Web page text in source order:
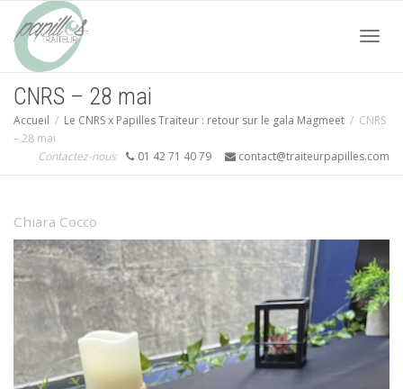
CNRS – 28 mai
Accueil Le CNRS x Papilles Traiteur : retour sur le gala Magmeet
CNRS
– 28 mai
Contactez-nous
01 42 71 40 79 contact@traiteurpapilles.com
Chiara Cocco